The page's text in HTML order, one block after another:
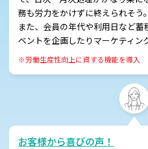
務も労力をかけずに終えられそう。
また、会員の年代や利用日など蓄
ベントを企画したりマーケティン
※労働生産性向上に資する機能を導入
お客様から喜びの声！